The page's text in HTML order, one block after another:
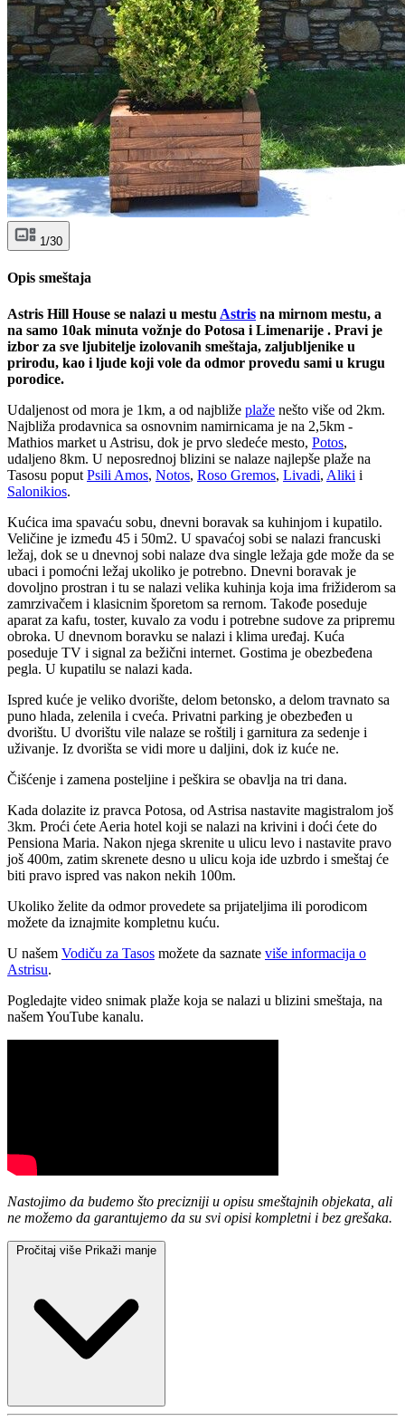
1/30
Opis smeštaja
Astris Hill House se nalazi u mestu Astris na mirnom mestu, a
na samo 10ak minuta vožnje do Potosa i Limenarije . Pravi je
izbor za sve ljubitelje izolovanih smeštaja, zaljubljenike u
prirodu, kao i ljude koji vole da odmor provedu sami u krugu
porodice.
Udaljenost od mora je 1km, a od najbliže plaže nešto više od 2km.
Najbliža prodavnica sa osnovnim namirnicama je na 2,5km -
Mathios market u Astrisu, dok je prvo sledeće mesto, Potos,
udaljeno 8km. U neposrednoj blizini se nalaze najlepše plaže na
Tasosu poput Psili Amos, Notos, Roso Gremos, Livadi, Aliki i
Salonikios.
Kućica ima spavaću sobu, dnevni boravak sa kuhinjom i kupatilo.
Veličine je između 45 i 50m2. U spavaćoj sobi se nalazi francuski
ležaj, dok se u dnevnoj sobi nalaze dva single ležaja gde može da se
ubaci i pomoćni ležaj ukoliko je potrebno. Dnevni boravak je
dovoljno prostran i tu se nalazi velika kuhinja koja ima frižiderom sa
zamrzivačem i klasicnim šporetom sa rernom. Takođe poseduje
aparat za kafu, toster, kuvalo za vodu i potrebne sudove za pripremu
obroka. U dnevnom boravku se nalazi i klima uređaj. Kuća
poseduje TV i signal za bežični internet. Gostima je obezbeđena
pegla. U kupatilu se nalazi kada.
Ispred kuće je veliko dvorište, delom betonsko, a delom travnato sa
puno hlada, zelenila i cveća. Privatni parking je obezbeđen u
dvorištu. U dvorištu vile nalaze se roštilj i garnitura za sedenje i
uživanje. Iz dvorišta se vidi more u daljini, dok iz kuće ne.
Čišćenje i zamena posteljine i peškira se obavlja na tri dana.
Kada dolazite iz pravca Potosa, od Astrisa nastavite magistralom još
3km. Proći ćete Aeria hotel koji se nalazi na krivini i doći ćete do
Pensiona Maria. Nakon njega skrenite u ulicu levo i nastavite pravo
još 400m, zatim skrenete desno u ulicu koja ide uzbrdo i smeštaj će
biti pravo ispred vas nakon nekih 100m.
Ukoliko želite da odmor provedete sa prijateljima ili porodicom
možete da iznajmite kompletnu kuću.
U našem Vodiču za Tasos možete da saznate više informacija o
Astrisu.
Pogledajte video snimak plaže koja se nalazi u blizini smeštaja, na
našem YouTube kanalu.
Nastojimo da budemo što precizniji u opisu smeštajnih objekata, ali
ne možemo da garantujemo da su svi opisi kompletni i bez grešaka.
Pročitaj više Prikaži manje